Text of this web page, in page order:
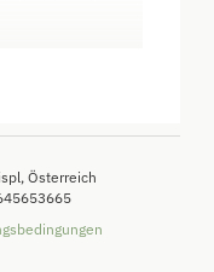
im
mit
Küche mit
&
Österreich